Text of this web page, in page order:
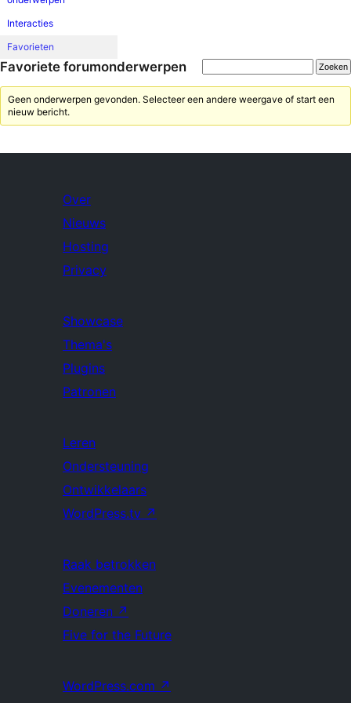
Interacties
Favorieten
Favoriete forumonderwerpen
Geen onderwerpen gevonden. Selecteer een andere weergave of start een
nieuw bericht.
Over
Nieuws
Hosting
Privacy
Showcase
Thema's
Plugins
Patronen
Leren
Ondersteuning
Ontwikkelaars
WordPress.tv ↗
Raak betrokken
Evenementen
Doneren ↗
Five for the Future
WordPress.com ↗